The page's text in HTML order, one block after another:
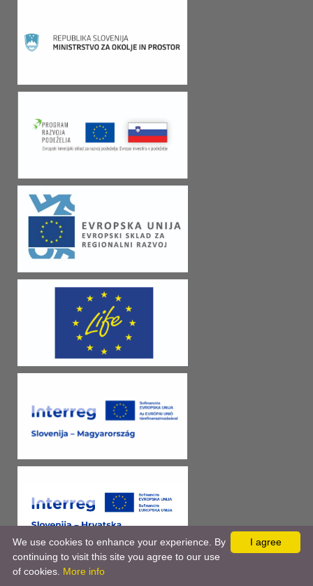
I agree
We use cookies to enhance your experience. By
continuing to visit this site you agree to our use
of cookies. More info